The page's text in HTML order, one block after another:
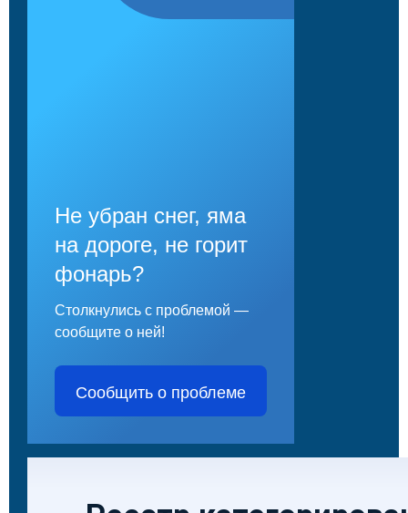
Не убран снег, яма
на дороге, не горит
фонарь?
Столкнулись с проблемой —
сообщите о ней!
Сообщить о проблеме